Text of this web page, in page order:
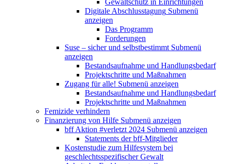
Gewaltschutz in Einrichtungen
Digitale Abschlusstagung Submenü
anzeigen
Das Programm
Forderungen
Suse – sicher und selbstbestimmt Submenü
anzeigen
Bestandsaufnahme und Handlungsbedarf
Projektschritte und Maßnahmen
Zugang für alle! Submenü anzeigen
Bestandsaufnahme und Handlungsbedarf
Projektschritte und Maßnahmen
Femizide verhindern
Finanzierung von Hilfe Submenü anzeigen
bff Aktion #verletzt 2024 Submenü anzeigen
Statements der bff-Mitglieder
Kostenstudie zum Hilfesystem bei
geschlechtsspezifischer Gewalt